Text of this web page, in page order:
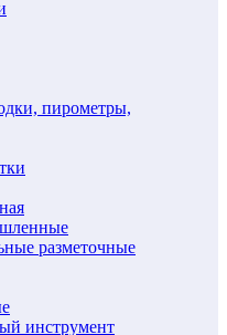
пирометры,
разметочные
инструмент